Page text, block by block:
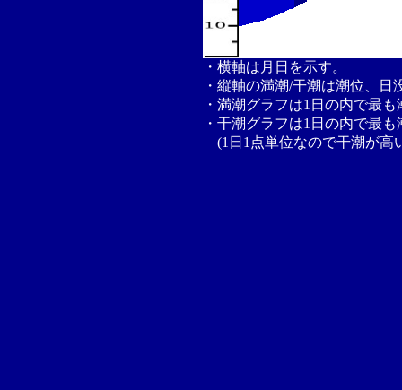
・横軸は月日を示す。
・縦軸の満潮/干潮は潮位、
・満潮グラフは1日の内で最
・干潮グラフは1日の内で最
(1日1点単位なので干潮が高